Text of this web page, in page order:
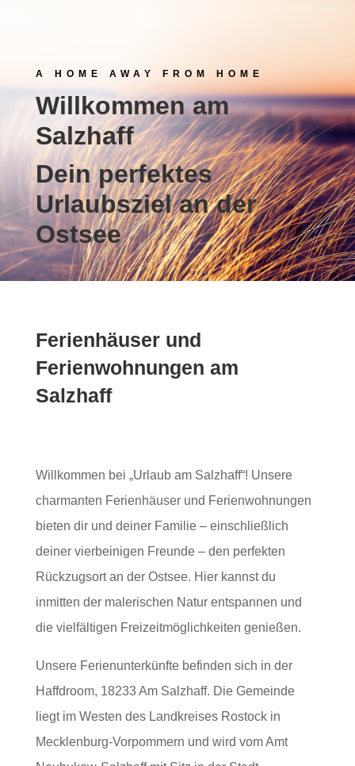
A HOME AWAY FROM HOME
Willkommen am
Salzhaff
Dein perfektes
Urlaubsziel an der
Ostsee
Ferienhäuser und
Ferienwohnungen am
Salzhaff
Willkommen bei „Urlaub am Salzhaff“! Unsere
charmanten Ferienhäuser und Ferienwohnungen
bieten dir und deiner Familie – einschließlich
deiner vierbeinigen Freunde – den perfekten
Rückzugsort an der Ostsee. Hier kannst du
inmitten der malerischen Natur entspannen und
die vielfältigen Freizeitmöglichkeiten genießen.
Unsere Ferienunterkünfte befinden sich in der
Haffdroom, 18233 Am Salzhaff. Die Gemeinde
liegt im Westen des Landkreises Rostock in
Mecklenburg-Vorpommern und wird vom Amt